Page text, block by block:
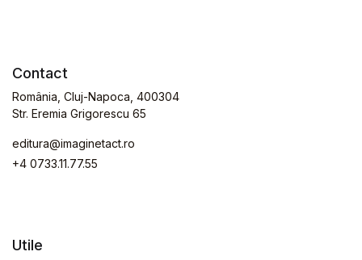
Contact
România, Cluj-Napoca, 400304
Str. Eremia Grigorescu 65
editura@imaginetact.ro
+4 0733.11.77.55
Utile